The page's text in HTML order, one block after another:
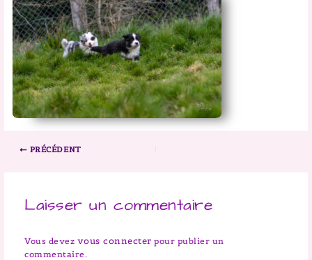
PRÉCÉDENT
Laisser un commentaire
Vous devez vous connecter pour publier un
commentaire.